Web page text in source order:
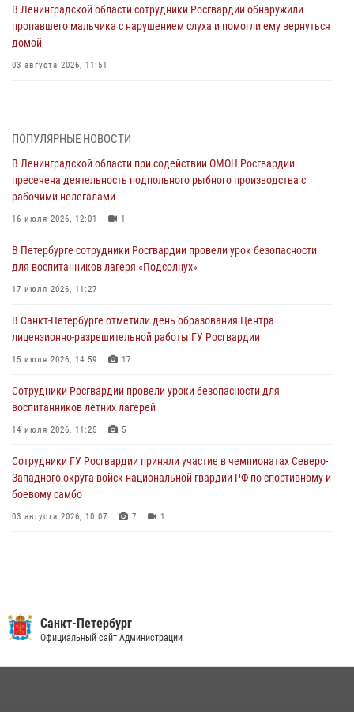
В Ленинградской области сотрудники Росгвардии обнаружили
пропавшего мальчика с нарушением слуха и помогли ему вернуться
домой
03 августа 2026, 11:51
03 августа 2026, 10:15 1
Сотрудники ГУ Росгвардии приняли участие в чемпионатах Северо-
Западного округа войск национальной гвардии РФ по спортивному и
боевому самбо
03 августа 2026, 10:07
В Ленобласти сотрудники ОМОН Росгвардии оказали содействие
полиции в проведении профилактического мероприятия
03 августа 2026, 09:16
В Петербурге сотрудники Росгвардии обеспечили правопорядок в
День Воздушно-десантных войск
02 августа 2026, 19:30 10
Сотрудники Росгвардии на Пушкинской улице задержали двух
граждан, подозреваемых в попытке поджога одного из баров в
центре города
ПОПУЛЯРНЫЕ НОВОСТИ
В Ленинградской области при содействии ОМОН Росгвардии
пресечена деятельность подпольного рыбного производства с
рабочими-нелегалами
16 июля 2026, 12:01 1
В Петербурге сотрудники Росгвардии провели урок безопасности
для воспитанников лагеря «Подсолнух»
17 июля 2026, 11:27
В Санкт-Петербурге отметили день образования Центра
лицензионно-разрешительной работы ГУ Росгвардии
15 июля 2026, 14:59 17
Сотрудники Росгвардии провели уроки безопасности для
воспитанников летних лагерей
14 июля 2026, 11:25 5
Сотрудники ГУ Росгвардии приняли участие в чемпионатах Северо-
Западного округа войск национальной гвардии РФ по спортивному и
боевому самбо
03 августа 2026, 10:07 7 1
В Красногвардейском районе росгвардейцы задержали хулигана,
угрожавшего мужчине пневматическим пистолетом
Санкт-Петербург
Официальный сайт Администрации